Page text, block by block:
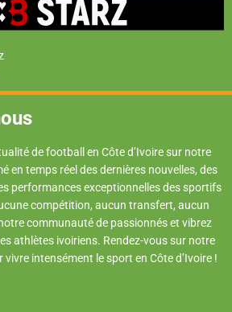
de football en Côte d’Ivoire sur notre
en temps réel des dernières nouvelles, des
performances exceptionnelles des sportifs
compétition, aucun transfert, aucun
communauté de passionnés et vibrez
athlètes ivoiriens. Rendez-vous sur notre
intensément le sport en Côte d’Ivoire !